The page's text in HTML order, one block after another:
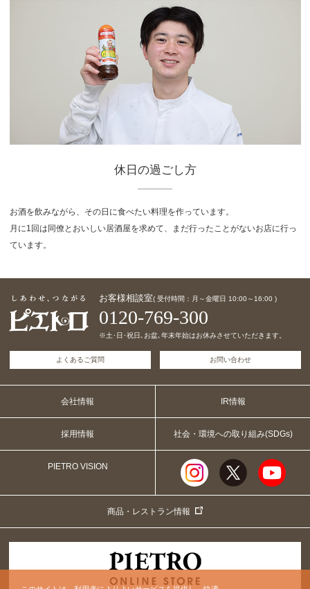
休日の過ごし方
お酒を飲みながら、その日に食べたい料理を作っています。
月に1回は同僚とおいしい居酒屋を求めて、まだ行ったことがないお店に行っ
ています。
お客様相談室( 受付時間：月～金曜日 10:00～16:00 )
0120-769-300
※土･日･祝日､お盆､年末年始はお休みさせていただきます。
よくあるご質問 お問い合わせ
会社情報 IR情報
採用情報 社会・環境への取り組み(SDGs)
PIETRO VISION
商品・レストラン情報